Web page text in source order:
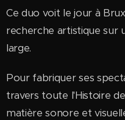
Ce duo voit le jour à
recherche artistique sur
large.
Pour fabriquer ses
travers toute l'Histoire
matière sonore et